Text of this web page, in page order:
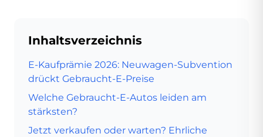
Inhaltsverzeichnis
E-Kaufprämie 2026: Neuwagen-Subvention
drückt Gebraucht-E-Preise
Welche Gebraucht-E-Autos leiden am
stärksten?
Jetzt verkaufen oder warten? Ehrliche